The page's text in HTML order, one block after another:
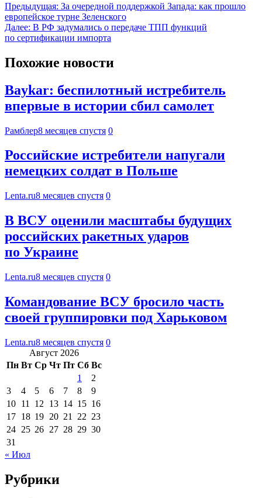
Предыдущая: За очередной поддержкой Запада: как прошло
европейское турне Зеленского
Далее: В РФ задумались о передаче ТПП функций
по сертификации импорта
Похожие новости
Baykar: беспилотный истребитель
впервые в истории сбил самолет
Рамблер8 месяцев спустя 0
Российские истребители напугали
немецких солдат в Польше
Lenta.ru8 месяцев спустя 0
В ВСУ оценили масштабы будущих
российских ракетных ударов
по Украине
Lenta.ru8 месяцев спустя 0
Командование ВСУ бросило часть
своей группировки под Харьковом
Lenta.ru8 месяцев спустя 0
Август 2026
Пн Вт Ср Чт Пт Сб Вс
1
2
3
4 5 6 7 8
9
10 11 12 13 14 15 16
17 18 19 20 21 22 23
24 25 26 27 28 29 30
31
« Июл
Рубрики